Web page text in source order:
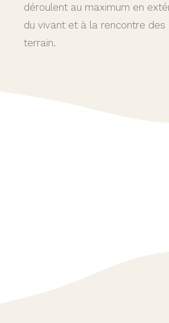
déroulent au maximum en
du vivant et à la rencontre des
terrain.